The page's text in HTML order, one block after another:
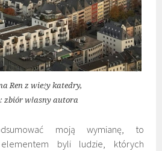
Ren z wieży katedry,
zbiór własny autora
moją wymianę, to
elementem byli ludzie, których